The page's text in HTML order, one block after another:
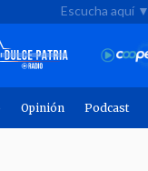
Escucha aquí ▼
Opinión Podcast